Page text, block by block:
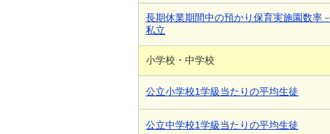
長期休業期間中の預かり保育実施園数率－
私立
小学校・中学校
公立小学校1学級当たりの平均生徒
公立中学校1学級当たりの平均生徒